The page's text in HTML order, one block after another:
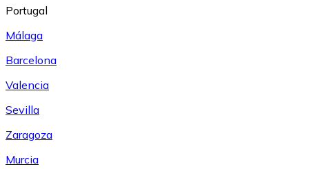
Portugal
Málaga
Barcelona
Valencia
Sevilla
Zaragoza
Murcia